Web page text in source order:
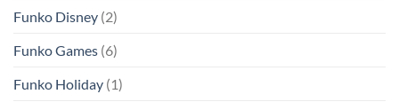
Funko Disney (2)
Funko Games (6)
Funko Holiday (1)